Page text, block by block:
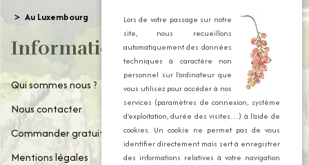
Au Luxembourg
Informations
Qui sommes nous ?
Nous contacter
Commander gratuitement notre catalogue
Mentions légales
Lors de votre passage sur notre
site, nous recueillons
automatiquement des données
techniques à caractère non
personnel sur l’ordinateur que
vous utilisez pour accéder à nos
services (paramètres de connexion, système
d’exploitation, durée des visites…) à l’aide de
cookies. Un cookie ne permet pas de vous
identifier directement mais sert à enregistrer
des informations relatives à votre navigation